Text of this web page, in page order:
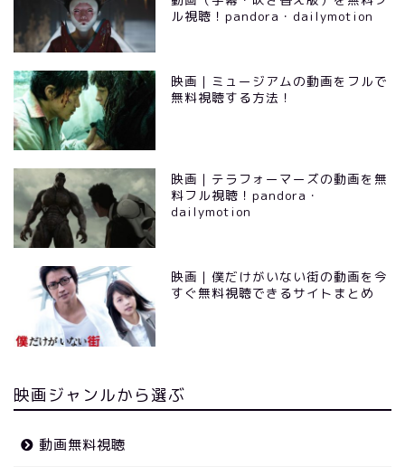
ル視聴！pandora・dailymotion
映画｜ミュージアムの動画をフルで
無料視聴する方法！
映画｜テラフォーマーズの動画を無
料フル視聴！pandora・
dailymotion
映画｜僕だけがいない街の動画を今
すぐ無料視聴できるサイトまとめ
映画ジャンルから選ぶ
動画無料視聴